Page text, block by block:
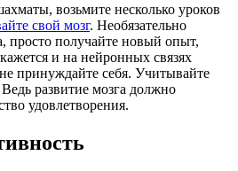
возьмите несколько уроков
свой мозг. Необязательно
просто получайте новый опыт,
и на нейронных связях
принуждайте себя. Учитывайте
развитие мозга должно
удовлетворения.